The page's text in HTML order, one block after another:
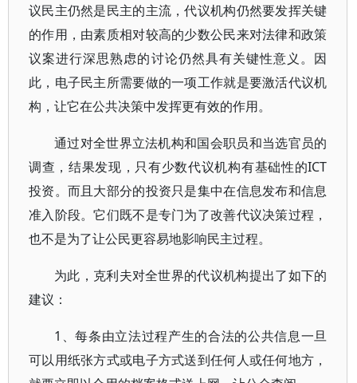
议民主仍然是民主的主流，代议机构仍然要发挥关键
的作用，由素质相对较高的少数公民来对法律和政策
议案进行深思熟虑的讨论仍然具有关键性意义。因
此，电子民主所需要做的一项工作就是要激活代议机
构，让它在公共决策中发挥更有效的作用。
通过对全世界立法机构和国会职员和当选官员的
调查，结果发现，只有少数代议机构有基础性的ICT
投资。而且大部分的投资只是集中在信息发布和信息
准入阶段。它们既不是专门为了改善代议决策过程，
也不是为了让公民更容易地影响民主过程。
为此，克利夫对全世界的代议机构提出了如下的
建议：
1、每条由立法过程产生的合法的公共信息一旦
可以用纸张方式或电子方式送到任何人或任何地方，